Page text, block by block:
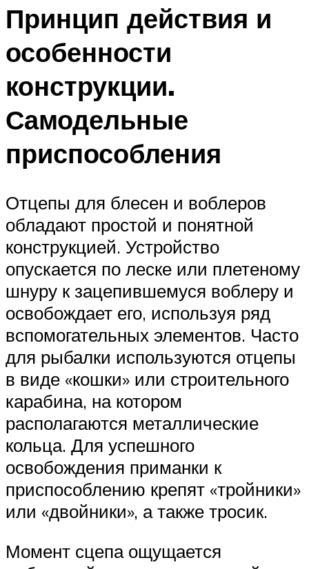
Принцип действия и
особенности
конструкции.
Самодельные
приспособления
Отцепы для блесен и воблеров
обладают простой и понятной
конструкцией. Устройство
опускается по леске или плетеному
шнуру к зацепившемуся воблеру и
освобождает его, используя ряд
вспомогательных элементов. Часто
для рыбалки используются отцепы
в виде «кошки» или строительного
карабина, на котором
располагаются металлические
кольца. Для успешного
освобождения приманки к
приспособлению крепят «тройники»
или «двойники», а также тросик.
Момент сцепа ощущается